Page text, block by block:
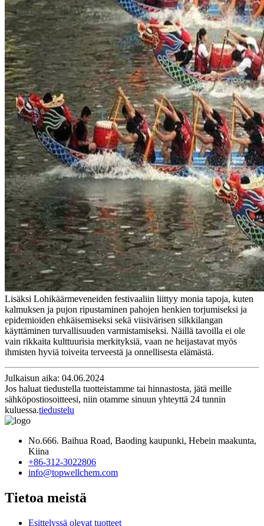
Lisäksi Lohikäärmeveneiden festivaaliin liittyy monia tapoja, kuten
kalmuksen ja pujon ripustaminen pahojen henkien torjumiseksi ja
epidemioiden ehkäisemiseksi sekä viisivärisen silkkilangan
käyttäminen turvallisuuden varmistamiseksi. Näillä tavoilla ei ole
vain rikkaita kulttuurisia merkityksiä, vaan ne heijastavat myös
ihmisten hyviä toiveita terveestä ja onnellisesta elämästä.
Julkaisun aika: 04.06.2024
Jos haluat tiedustella tuotteistamme tai hinnastosta, jätä meille
sähköpostiosoitteesi, niin otamme sinuun yhteyttä 24 tunnin
kuluessa.tiedustelu
No.666. Baihua Road, Baoding kaupunki, Hebein maakunta,
Kiina
+86-312-3022806
info@topwellchem.com
Tietoa meistä
Esittelyssä olevat tuotteet